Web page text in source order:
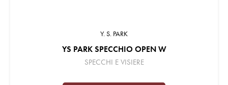
Y. S. PARK
YS PARK SPECCHIO OPEN W
SPECCHI E VISIERE